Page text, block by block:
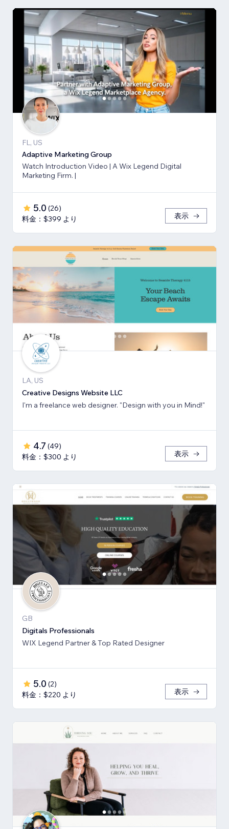
FL, US
Adaptive Marketing Group
Watch Introduction Video | A Wix Legend Digital
Marketing Firm. |
5.0 (26)
料金：$399 より
表示
LA, US
Creative Designs Website LLC
I'm a freelance web designer. "Design with you in Mind!"
4.7 (49)
料金：$300 より
表示
GB
Digitals Professionals
WIX Legend Partner & Top Rated Designer
5.0 (2)
料金：$220 より
表示